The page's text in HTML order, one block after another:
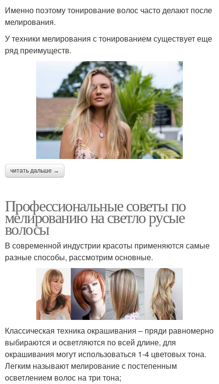
Именно поэтому тонирование волос часто делают после
мелирования.
У техники мелирования с тонированием существует еще
ряд преимуществ.
читать дальше →
Профессиональные советы по
мелированию на светло русые
волосы
В современной индустрии красоты применяются самые
разные способы, рассмотрим основные.
Классическая техника окрашивания – пряди равномерно
выбираются и осветляются по всей длине, для
окрашивания могут использоваться 1-4 цветовых тона.
Легким называют мелирование с постепенным
осветлением волос на три тона;